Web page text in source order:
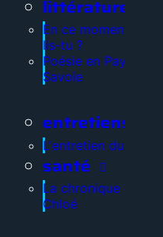
littérature
En ce moment, que
lis-tu ?
Poésie en Pays de
Savoie
entretiens
L'entretien du jour
santé
La chronique de
Chloé